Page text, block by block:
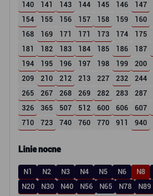
140
141 143 144 145 146 147
154
155 156 157 158 159 160
168
169 171 171 173 174 175
181
182 183 184 185 186 187
194
195 196 197 198 199 200
209
210 212 213 227 232 244
265
267 268 269 282 283 287
326
365 507 512 600 606 607
710
723 740 760 770 911 940
Linie nocne
N1 N2 N3 N4 N5 N6 N8
N20
N30 N40 N56 N65 N78 N89